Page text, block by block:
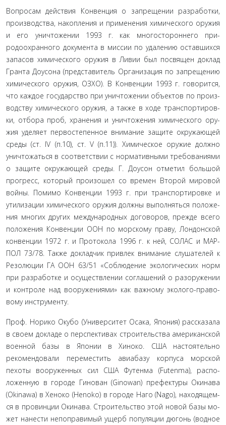
Вопросам действия Конвенция о запрещении разработ­ки,
производства, накопления и применения химического оружия
и его уничтожении 1993 г. как многостороннего при­
родоохранного документа в миссии по удалению оставшихся
запасов химического оружия в Ливии был посвящен доклад
Гранта Доусона (представитель Организация по запрещению
химического оружия, ОЗХО). В Конвенции 1993 г. говорится,
что каждое государство при уничтожении объектов по произ­
водству химического оружия, а также в ходе транспортиров­
ки, отбора проб, хранения и уничтожения химического ору­
жия уделяет первостепенное внимание защите окружающей
среды (ст. IV (п.10), ст. V (п.11)). Химическое оружие должно
уничтожаться в соответствии с нормативными требованиями
о защите окружающей среды. Г. Доусон отметил большой
прогресс, который произошел со времен Второй мировой
во­йны. Помимо Конвенции 1993 г. при транспортировке и
ути­лизации химического оружия должны выполняться положе­
ния многих других международных договоров, прежде всего
положения Конвенции ООН по морскому праву, Лондонской
конвенции 1972 г. и Протокола 1996 г. к ней, СОЛАС и МАР-
ПОЛ 73/78. Также докладчик привлек внимание слушателей к
Резолюции ГА ООН 63/51 «Соблюдение экологических норм
при разработке и осуществлении соглашений о разоружении
и контроле над вооружениями» как важному эколого-право­
вому инструменту.
Проф. Норико Окубо (Университет Осака, Япония) рас­сказала
в своем докладе о перспективах строительства амери­канской
военной базы в Японии в Хиноко. США настоятель­но
рекомендовали переместить авиабазу корпуса морской
пехоты вооруженных сил США Футенма (Futenma), распо­
ложенную в городе Гинован (Ginowan) префектуры Окинава
(Okinawa) в Хеноко (Henoko) в городе Наго (Nago), находящем­
ся в провинции Окинава. Строительство этой новой базы мо­
жет нанести непоправимый ущерб популяции дюгонь (водное